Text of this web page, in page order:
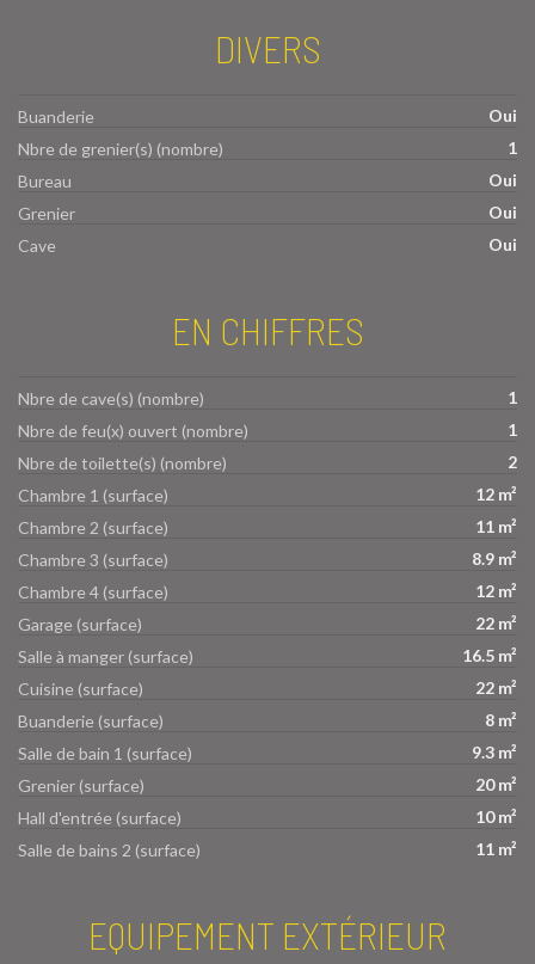
DIVERS
Buanderie
Oui
Nbre de grenier(s) (nombre)
1
Bureau
Oui
Grenier
Oui
Cave
Oui
EN CHIFFRES
Nbre de cave(s) (nombre)
1
Nbre de feu(x) ouvert (nombre)
1
Nbre de toilette(s) (nombre)
2
Chambre 1 (surface)
12 m²
Chambre 2 (surface)
11 m²
Chambre 3 (surface)
8.9 m²
Chambre 4 (surface)
12 m²
Garage (surface)
22 m²
Salle à manger (surface)
16.5 m²
Cuisine (surface)
22 m²
Buanderie (surface)
8 m²
Salle de bain 1 (surface)
9.3 m²
Grenier (surface)
20 m²
Hall d'entrée (surface)
10 m²
Salle de bains 2 (surface)
11 m²
EQUIPEMENT EXTÉRIEUR